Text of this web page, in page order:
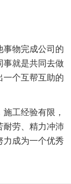
事物完成公司的
事就是共同去做
一个互帮互助的
工经验有限，
耐劳、精力冲沛
力成为一个优秀